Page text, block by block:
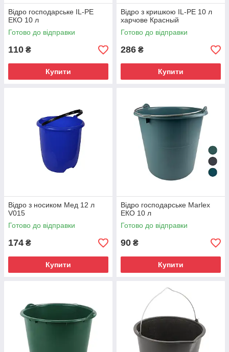
Відро господарське IL-PE
ЕКО 10 л
Готово до відправки
110 ₴
Купити
Відро з кришкою IL-PE 10 л
харчове Красный
Готово до відправки
286 ₴
Купити
Відро з носиком Мед 12 л
V015
Готово до відправки
174 ₴
Купити
Відро господарське Marlex
ЕКО 10 л
Готово до відправки
90 ₴
Купити